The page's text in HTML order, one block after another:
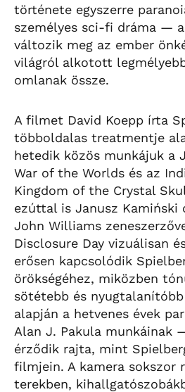
története egyszerre
személyes sci-fi dráma —
változik meg az ember
világról alkotott
omlanak össze.
A filmet David Koepp írta
többoldalas treatmentje
hetedik közös munkájuk a
War of the Worlds és az
Kingdom of the Crystal
ezúttal is Janusz Kamiński
John Williams
Disclosure Day vizuálisan
erősen kapcsolódik
örökségéhez, miközben
sötétebb és
alapján a hetvenes évek
Alan J. Pakula munkáinak
érződik rajta, mint
filmjein. A kamera sokszor
terekben,